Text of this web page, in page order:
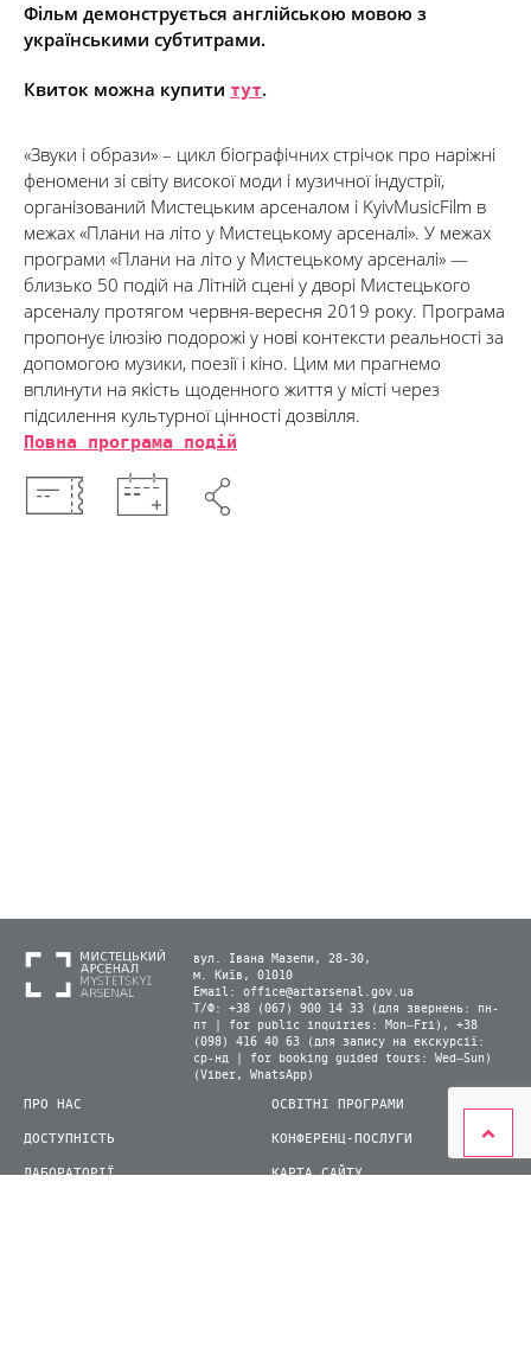
Фільм демонструється англійською мовою з
українськими субтитрами.
Квиток можна купити тут.
«Звуки і образи» – цикл біографічних стрічок про наріжні
феномени зі світу високої моди і музичної індустрії,
організований Мистецьким арсеналом і KyivMusicFilm в
межах «Плани на літо у Мистецькому арсеналі». У межах
програми «Плани на літо у Мистецькому арсеналі» —
близько 50 подій на Літній сцені у дворі Мистецького
арсеналу протягом червня-вересня 2019 року. Програма
пропонує ілюзію подорожі у нові контексти реальності за
допомогою музики, поезії і кіно. Цим ми прагнемо
вплинути на якість щоденного життя у місті через
підсилення культурної цінності дозвілля.
Повна програма подій
вул. Івана Мазепи, 28-30,
м. Київ, 01010
Email: office@artarsenal.gov.ua
Т/Ф: +38 (067) 900 14 33 (для звернень: пн-
пт | for public inquiries: Mon–Fri), +38
(098) 416 40 63 (для запису на екскурсії:
ср-нд | for booking guided tours: Wed–Sun)
(Viber, WhatsApp)
ПРО НАС
ДОСТУПНІСТЬ
ЛАБОРАТОРІЇ
ОСВІТНІ ПРОГРАМИ
КОНФЕРЕНЦ-ПОСЛУГИ
КАРТА САЙТУ